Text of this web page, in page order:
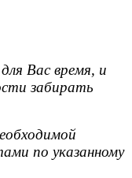
Вас время, и
забирать
по указанному